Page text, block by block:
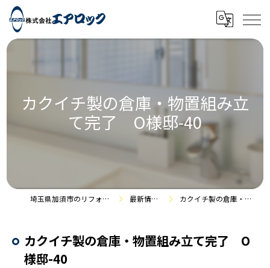
カクイチ製の倉庫・物置組み立
て完了 O様邸-40
埼玉県加須市のリフォームなら株式会社エアロック 最新情報・施工事例 カクイチ製の倉庫・物置組み立て完了 O様邸-40
カクイチ製の倉庫・物置組み立て完了 O
様邸-40